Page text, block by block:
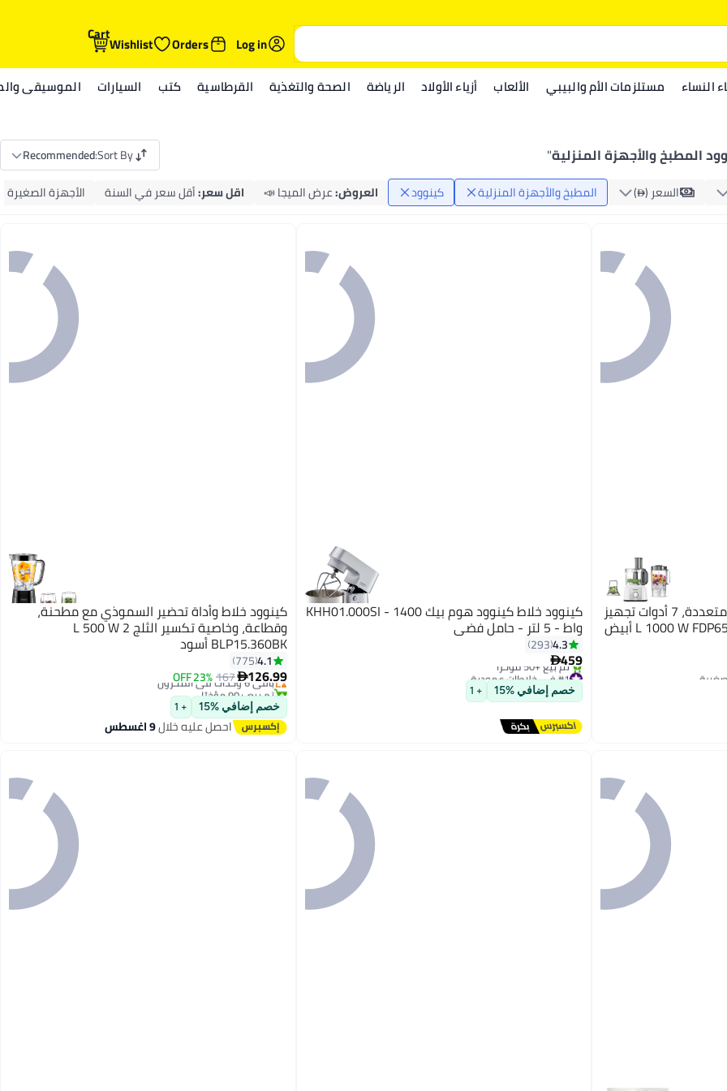
Log in
Orders
Wishlist
Cart
النساء مستلزمات الأم والبيبي الألعاب أزياء الأولاد الرياضة الصحة والتغذية القرطاسية كتب السيارات الموسيقى
المطبخ والأجهزة المنزلية"
Sort By
:
Recommended
السعر () المطبخ والأجهزة المنزلية كينوود العروض:عرض الميجا 📣 اقل سعر:أقل سعر في السنة الأجهزة الصغيرة
كينوود محضر طعام، مطحنة متعددة، 7 أدوات تجهيز كينوود خلاط كينوود هوم بيك KHH01.000SI - 1400
واط - 5 لتر - حامل فضي
4.3
293
459
#1 في خلاطات عمودية
توصيل مجاني
تم بيع +50 مؤخرًا
خصم إضافي %15 + 1
كينوود خلاط وأداة تحضير السموذي مع مطحنة،
وقطاعة، وخاصية تكسير الثلج 2 L 500 W
BLP15.360BK أسود
4.1
775
126.99
167
23% OFF
#14 في الخلاطات التي توضع على الموائد
توصيل مجاني
باقي 6 وحدات في المخزون
تم بيع +90 مؤخرًا
#14 في الخلاطات التي توضع على الموائد
خصم إضافي %15 + 1
احصل عليه خلال9 اغسطس